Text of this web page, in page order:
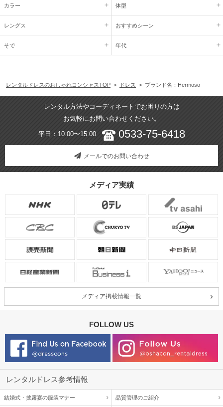
カラー 体型
レングス おすすめシーン
そで 年代
レンタルドレスのおしゃれコンシャスTOP > ドレス > ブランド名：Hermoso
レンタル方法やコーディネートでお困りの方は
お気軽にお問い合わせください。
平日：10:00〜15:00 0533-75-6418
メールでのお問い合わせ
メディア実績
メディア掲載情報一覧
FOLLOW US
レンタルドレス参考情報
結婚式・披露宴の服装マナー 品質管理のご紹介